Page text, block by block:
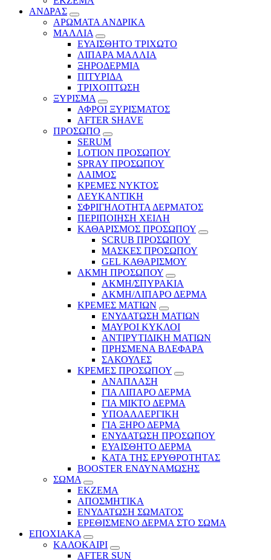
ΑΝΔΡΑΣ
ΑΡΩΜΑΤΑ ΑΝΔΡΙΚΑ
ΜΑΛΛΙΑ
ΕΥΑΙΣΘΗΤΟ ΤΡΙΧΩΤΟ
ΛΙΠΑΡΑ ΜΑΛΛΙΑ
ΞΗΡΟΔΕΡΜΙΑ
ΠΙΤΥΡΙΔΑ
ΤΡΙΧΟΠΤΩΣΗ
ΞΥΡΙΣΜΑ
ΑΦΡΟΙ ΞΥΡΙΣΜΑΤΟΣ
AFTER SHAVE
ΠΡΟΣΩΠΟ
SERUM
LOTION ΠΡΟΣΩΠΟΥ
SPRAY ΠΡΟΣΩΠΟΥ
ΛΑΙΜΟΣ
ΚΡΕΜΕΣ ΝΥΚΤΟΣ
ΛΕΥΚΑΝΤΙΚΗ
ΣΦΡΙΓΗΛΟΤΗΤΑ ΔΕΡΜΑΤΟΣ
ΠΕΡΙΠΟΙΗΣΗ ΧΕΙΛΗ
ΚΑΘΑΡΙΣΜΟΣ ΠΡΟΣΩΠΟΥ
SCRUB ΠΡΟΣΩΠΟΥ
ΜΑΣΚΕΣ ΠΡΟΣΩΠΟΥ
GEL ΚΑΘΑΡΙΣΜΟΥ
ΑΚΜΗ ΠΡΟΣΩΠΟΥ
ΑΚΜΗ/ΣΠΥΡΑΚΙΑ
ΑΚΜΗ/ΛΙΠΑΡΟ ΔΕΡΜΑ
ΚΡΕΜΕΣ ΜΑΤΙΩΝ
ΕΝΥΔΑΤΩΣΗ ΜΑΤΙΩΝ
ΜΑΥΡΟΙ ΚΥΚΛΟΙ
ΑΝΤΙΡΥΤΙΔΙΚΗ ΜΑΤΙΩΝ
ΠΡΗΣΜΕΝΑ ΒΛΕΦΑΡΑ
ΣΑΚΟΥΛΕΣ
ΚΡΕΜΕΣ ΠΡΟΣΩΠΟΥ
ΑΝΑΠΛΑΣΗ
ΓΙΑ ΛΙΠΑΡΟ ΔΕΡΜΑ
ΓΙΑ ΜΙΚΤΟ ΔΕΡΜΑ
ΥΠΟΑΛΛΕΡΓΙΚΗ
ΓΙΑ ΞΗΡΟ ΔΕΡΜΑ
ΕΝΥΔΑΤΩΣΗ ΠΡΟΣΩΠΟΥ
ΕΥΑΙΣΘΗΤΟ ΔΕΡΜΑ
ΚΑΤΑ ΤΗΣ ΕΡΥΘΡΟΤΗΤΑΣ
BOOSTER ΕΝΔΥΝΑΜΩΣΗΣ
ΣΩΜΑ
ΕΚΖΕΜΑ
ΑΠΟΣΜΗΤΙΚΑ
ΕΝΥΔΑΤΩΣΗ ΣΩΜΑΤΟΣ
ΕΡΕΘΙΣΜΕΝΟ ΔΕΡΜΑ ΣΤΟ ΣΩΜΑ
ΕΠΟΧΙΑΚΑ
ΚΑΛΟΚΑΙΡΙ
AFTER SUN